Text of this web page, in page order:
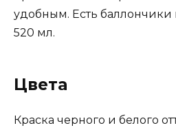
удобным. Есть баллончики
520 мл.
Цвета
Краска черного и белого